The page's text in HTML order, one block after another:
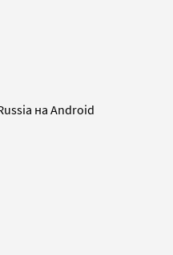
на Android